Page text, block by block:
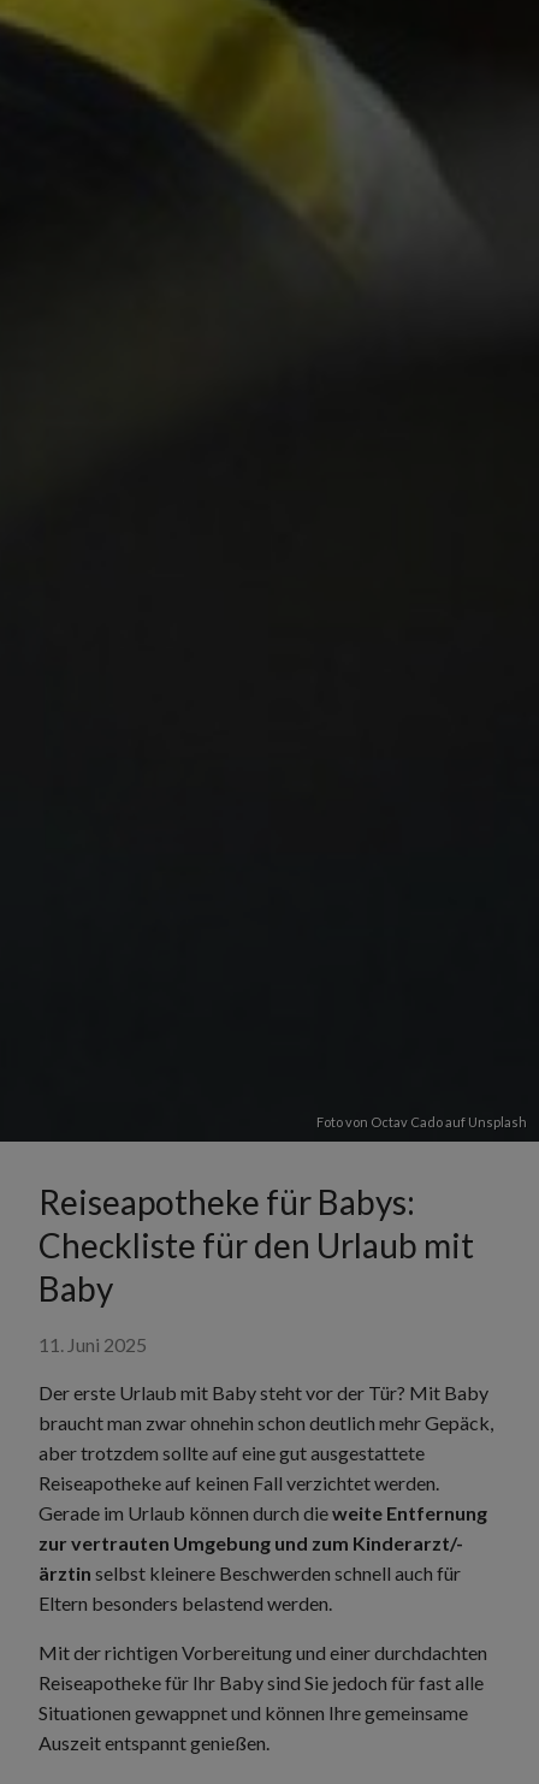
Foto von Octav Cadoauf Unsplash
Reiseapotheke für Babys:
Checkliste für den Urlaub mit
Baby
11. Juni 2025
Der erste Urlaub mit Baby steht vor der Tür? Mit Baby
braucht man zwar ohnehin schon deutlich mehr Gepäck,
aber trotzdem sollte auf eine gut ausgestattete
Reiseapotheke auf keinen Fall verzichtet werden.
Gerade im Urlaub können durch dieweite Entfernung
zur vertrauten Umgebung und zum Kinderarzt/-
ärztin selbst kleinere Beschwerden schnell auch für
Eltern besonders belastend werden.
Mit der richtigen Vorbereitung und einer durchdachten
Reiseapotheke für Ihr Baby sind Sie jedoch für fast alle
Situationen gewappnet und können Ihre gemeinsame
Auszeit entspannt genießen.